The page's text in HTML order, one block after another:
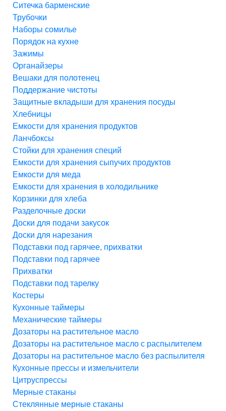
Ситечка барменские
Трубочки
Наборы сомилье
Порядок на кухне
Зажимы
Органайзеры
Вешаки для полотенец
Поддержание чистоты
Защитные вкладыши для хранения посуды
Хлебницы
Емкости для хранения продуктов
Ланчбоксы
Стойки для хранения специй
Емкости для хранения сыпучих продуктов
Емкости для меда
Емкости для хранения в холодильнике
Корзинки для хлеба
Разделочные доски
Доски для подачи закусок
Доски для нарезания
Подставки под гарячее, прихватки
Подставки под гарячее
Прихватки
Подставки под тарелку
Костеры
Кухонные таймеры
Механические таймеры
Дозаторы на растительное масло
Дозаторы на растительное масло с распылителем
Дозаторы на растительное масло без распылителя
Кухонные прессы и измельчители
Цитруспрессы
Мерные стаканы
Стеклянные мерные стаканы